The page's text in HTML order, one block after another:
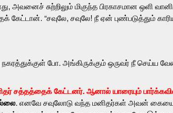
சுற்றிலும் மிகுந்த பிரகாசமான ஒளி
“சவுலே, சவுலே! நீ ஏன் புண்படுத்தும்
போ. அங்கிருக்கும் ஒருவர் நீ செய்ய
சத்தத்தைக் கேட்டனர். ஆனால் யாரையும்
. எனவே சவுலோடு வந்த மனிதர்கள் அவன்